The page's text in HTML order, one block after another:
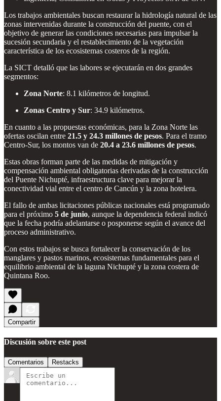
Los trabajos ambientales buscan restaurar la hidrología natural de las
zonas intervenidas durante la construcción del puente, con el
objetivo de generar las condiciones necesarias para impulsar la
sucesión secundaria y el restablecimiento de la vegetación
característica de los ecosistemas costeros de la región.
La SICT detalló que las labores se ejecutarán en dos grandes
segmentos:
Zona Norte: 8.1 kilómetros de longitud.
Zonas Centro y Sur: 34.9 kilómetros.
En cuanto a las propuestas económicas, para la Zona Norte las
ofertas oscilan entre 21.5 y 24.3 millones de pesos. Para el tramo
Centro-Sur, los montos van de 20.4 a 23.6 millones de pesos.
Estas obras forman parte de las medidas de mitigación y
compensación ambiental obligatorias derivadas de la construcción
del Puente Nichupté, infraestructura clave para mejorar la
conectividad vial entre el centro de Cancún y la zona hotelera.
El fallo de ambas licitaciones públicas nacionales está programado
para el próximo 5 de junio, aunque la dependencia federal indicó
que la fecha podría adelantarse o posponerse según el avance del
proceso administrativo.
Con estos trabajos se busca fortalecer la conservación de los
manglares y pastos marinos, ecosistemas fundamentales para el
equilibrio ambiental de la laguna Nichupté y la zona costera de
Quintana Roo.
Compartir
Discusión sobre este post
Comentarios Restacks